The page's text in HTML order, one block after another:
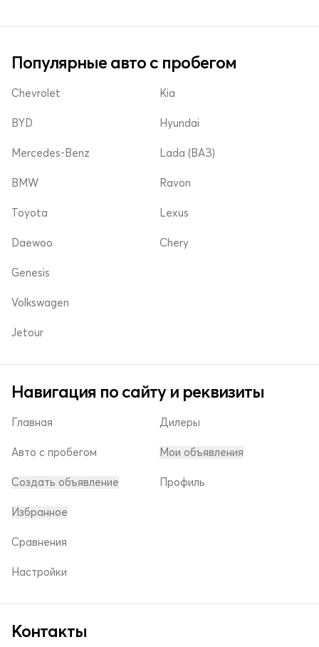
Популярные авто с пробегом
Chevrolet
BYD
Mercedes-Benz
Kia
Hyundai
Lada (ВАЗ)
BMW
Toyota
Daewoo
Ravon
Lexus
Chery
Genesis
Volkswagen
Jetour
Навигация по сайту и реквизиты
Главная
Авто с пробегом
Создать объявление
Дилеры
Мои объявления
Профиль
Избранное
Сравнения
Настройки
Контакты